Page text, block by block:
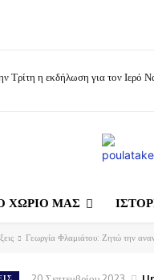
Τρίτη η εκδήλωση για τον Ιερό
ΧΩΡΙΟ ΜΑΣ
Γεωργία Φλαμιάτου: Ζητώ την